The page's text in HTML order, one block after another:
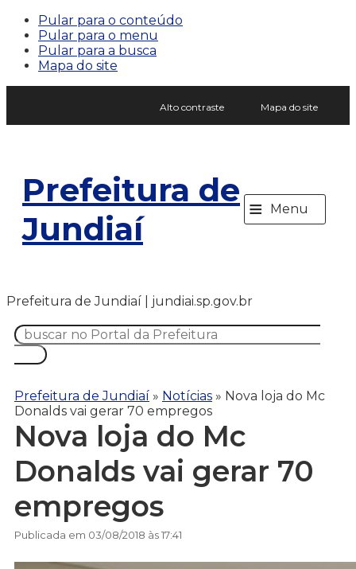
Pular para o conteúdo
Pular para o menu
Pular para a busca
Mapa do site
Alto contraste Mapa do site
Prefeitura de
Jundiaí
≡ Menu
Prefeitura de Jundiaí | jundiai.sp.gov.br
Prefeitura de Jundiaí » Notícias » Nova loja do Mc
Donalds vai gerar 70 empregos
Nova loja do Mc
Donalds vai gerar 70
empregos
Publicada em 03/08/2018 às 17:41